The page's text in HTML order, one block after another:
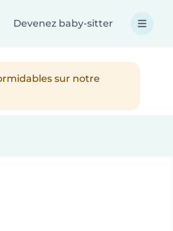
Devenez baby-sitter
sur notre